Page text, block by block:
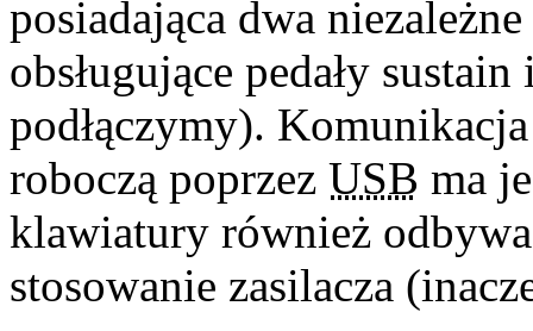
posiadająca dwa
obsługujące pedały
podłączymy).
roboczą poprzez USB ma
klawiatury również
stosowanie zasilacza